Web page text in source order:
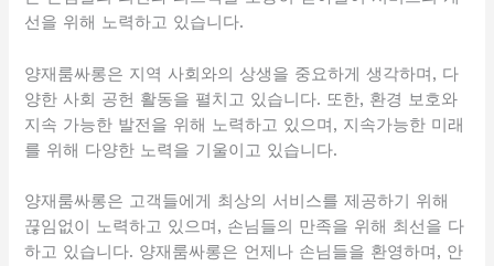
선을 위해 노력하고 있습니다.
양재룸싸롱은 지역 사회와의 상생을 중요하게 생각하며, 다
양한 사회 공헌 활동을 펼치고 있습니다. 또한, 환경 보호와
지속 가능한 발전을 위해 노력하고 있으며, 지속가능한 미래
를 위해 다양한 노력을 기울이고 있습니다.
양재룸싸롱은 고객들에게 최상의 서비스를 제공하기 위해
끊임없이 노력하고 있으며, 손님들의 만족을 위해 최선을 다
하고 있습니다. 양재룸싸롱은 언제나 손님들을 환영하며, 안